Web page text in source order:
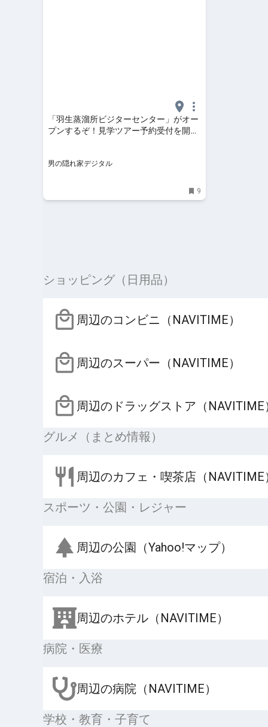
「羽生蒸溜所ビジターセンター」がオー
プンするぞ！見学ツアー予約受付を開始
男の隠れ家デジタル
9
ショッピング（日用品）
周辺のコンビニ（NAVITIME）
周辺のスーパー（NAVITIME）
周辺のドラッグストア（NAVITIME
グルメ（まとめ情報）
周辺のカフェ・喫茶店（NAVITIME
スポーツ・公園・レジャー
周辺の公園（Yahoo!マップ）
宿泊・入浴
周辺のホテル（NAVITIME）
病院・医療
周辺の病院（NAVITIME）
学校・教育・子育て